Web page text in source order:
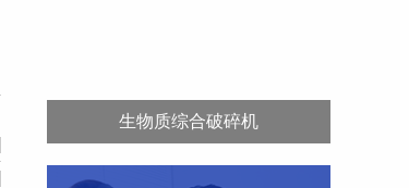
生物质综合破碎机